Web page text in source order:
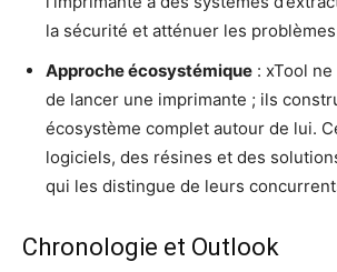
la sécurité et atténuer les
Approche écosystémique : xTool
de lancer une imprimante ; ils
écosystème complet autour de lui.
logiciels, des résines et des
qui les distingue de leurs
Chronologie et Outlook